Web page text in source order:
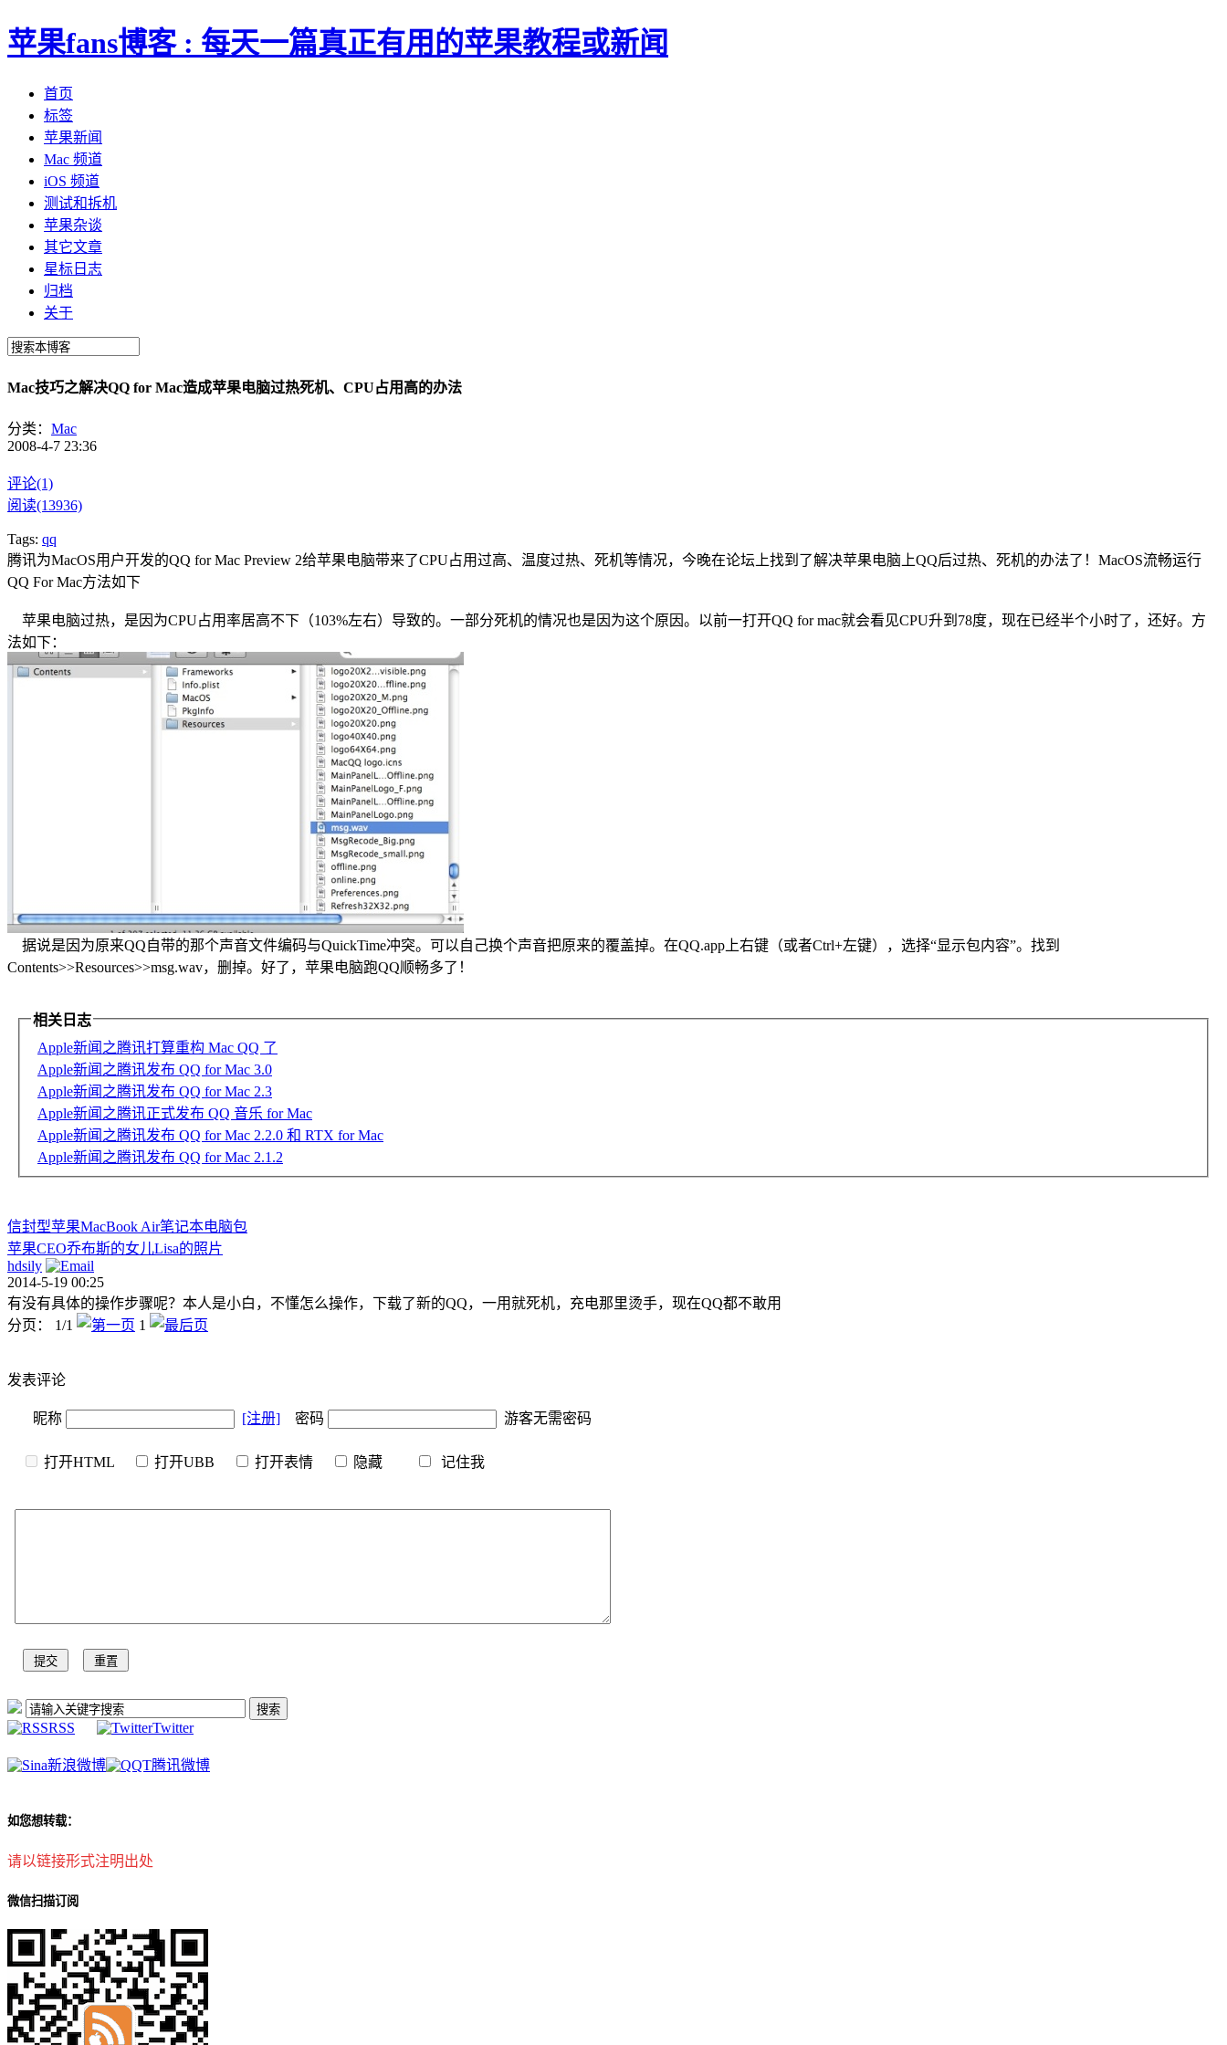
苹果fans博客 : 每天一篇真正有用的苹果教程或新闻
首页
标签
苹果新闻
Mac 频道
iOS 频道
测试和拆机
苹果杂谈
其它文章
星标日志
归档
关于
Mac技巧之解决QQ for Mac造成苹果电脑过热死机、CPU占用高的办法
分类： Mac
2008-4-7 23:36
评论(1)
阅读(13936)
Tags: qq
腾讯为MacOS用户开发的QQ for Mac Preview 2给苹果电脑带来了CPU占用过高、温度过热、死机等情况，今晚在论坛上找到了解决苹果电脑上QQ后过热、死机的办法了！MacOS流畅运行
QQ For Mac方法如下
苹果电脑过热，是因为CPU占用率居高不下（103%左右）导致的。一部分死机的情况也是因为这个原因。以前一打开QQ for mac就会看见CPU升到78度，现在已经半个小时了，还好。方
法如下：
据说是因为原来QQ自带的那个声音文件编码与QuickTime冲突。可以自己换个声音把原来的覆盖掉。在QQ.app上右键（或者Ctrl+左键），选择“显示包内容”。找到
Contents>>Resources>>msg.wav，删掉。好了，苹果电脑跑QQ顺畅多了！
相关日志
Apple新闻之腾讯打算重构 Mac QQ 了
Apple新闻之腾讯发布 QQ for Mac 3.0
Apple新闻之腾讯发布 QQ for Mac 2.3
Apple新闻之腾讯正式发布 QQ 音乐 for Mac
Apple新闻之腾讯发布 QQ for Mac 2.2.0 和 RTX for Mac
Apple新闻之腾讯发布 QQ for Mac 2.1.2
信封型苹果MacBook Air笔记本电脑包
苹果CEO乔布斯的女儿Lisa的照片
hdsily
2014-5-19 00:25
有没有具体的操作步骤呢？本人是小白，不懂怎么操作，下载了新的QQ，一用就死机，充电那里烫手，现在QQ都不敢用
分页： 1/1
1
发表评论
昵称 [注册] 密码 游客无需密码
打开HTML 打开UBB 打开表情 隐藏 记住我
RSS Twitter
新浪微博 腾讯微博
如您想转载：
请以链接形式注明出处
微信扫描订阅